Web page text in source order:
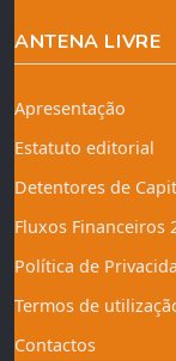
ANTENA LIVRE
Apresentação
Estatuto editorial
Detentores de
Fluxos Financeiros
Política de
Termos de
Contactos